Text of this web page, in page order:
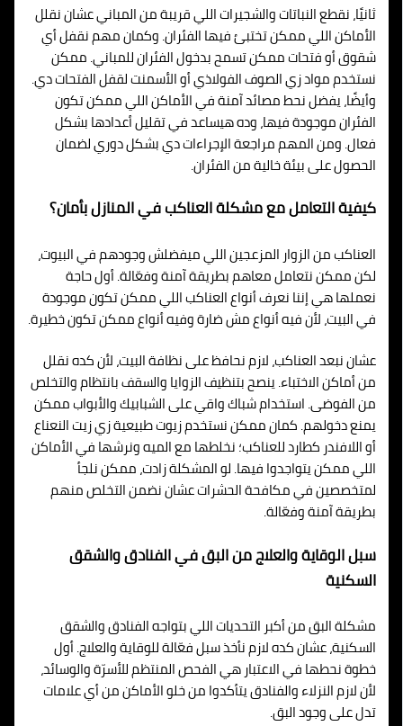
ثانيًا، نقطع النباتات والشجيرات اللي قريبة من المباني عشان نقلل
الأماكن اللي ممكن تختبئ فيها الفئران. وكمان مهم نقفل أي
شقوق أو فتحات ممكن تسمح بدخول الفئران للمباني. ممكن
نستخدم مواد زي الصوف الفولاذي أو الأسمنت لقفل الفتحات دي.
وأيضًا، يفضل نحط مصائد آمنة في الأماكن اللي ممكن تكون
الفئران موجودة فيها، وده هيساعد في تقليل أعدادها بشكل
فعال. ومن المهم مراجعة الإجراءات دي بشكل دوري لضمان
الحصول على بيئة خالية من الفئران.
كيفية التعامل مع مشكلة العناكب في المنازل بأمان؟
العناكب من الزوار المزعجين اللي ميفضلش وجودهم في البيوت،
لكن ممكن نتعامل معاهم بطريقة آمنة وفعّالة. أول حاجة
نعملها هي إننا نعرف أنواع العناكب اللي ممكن تكون موجودة
في البيت، لأن فيه أنواع مش ضارة وفيه أنواع ممكن تكون خطيرة.
عشان نبعد العناكب، لازم نحافظ على نظافة البيت، لأن كده نقلل
من أماكن الاختباء. ينصح بتنظيف الزوايا والسقف بانتظام والتخلص
من الفوضى. استخدام شباك واقي على الشبابيك والأبواب ممكن
يمنع دخولهم. كمان ممكن نستخدم زيوت طبيعية زي زيت النعناع
أو اللافندر كطارد للعناكب؛ نخلطها مع الميه ونرشها في الأماكن
اللي ممكن يتواجدوا فيها. لو المشكلة زادت، ممكن نلجأ
لمتخصصين في مكافحة الحشرات عشان نضمن التخلص منهم
بطريقة آمنة وفعّالة.
سبل الوقاية والعلاج من البق في الفنادق والشقق
السكنية
مشكلة البق من أكبر التحديات اللي بتواجه الفنادق والشقق
السكنية، عشان كده لازم نأخذ سبل فعّالة للوقاية والعلاج. أول
خطوة نحطها في الاعتبار هي الفحص المنتظم للأسرّة والوسائد،
لأن لازم النزلاء والفنادق يتأكدوا من خلو الأماكن من أي علامات
تدل على وجود البق.